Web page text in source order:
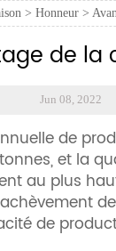
>Honneur >
de la
Jun 08, 2022
de
et la
au plus
de